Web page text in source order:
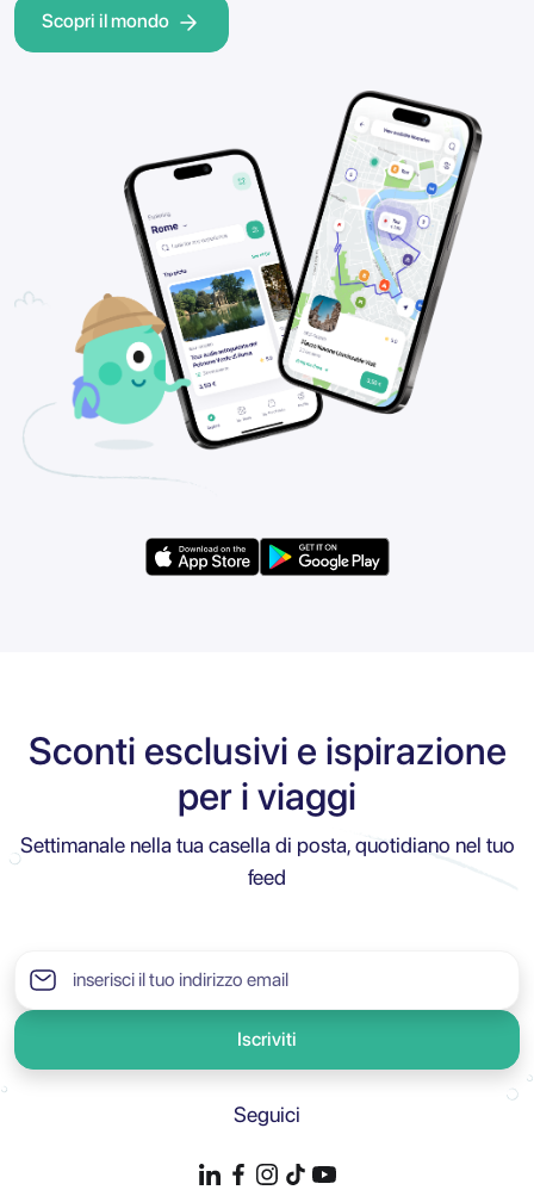
Scopri il mondo
Sconti esclusivi e ispirazione
per i viaggi
Settimanale nella tua casella di posta, quotidiano nel tuo
feed
Iscriviti
Seguici